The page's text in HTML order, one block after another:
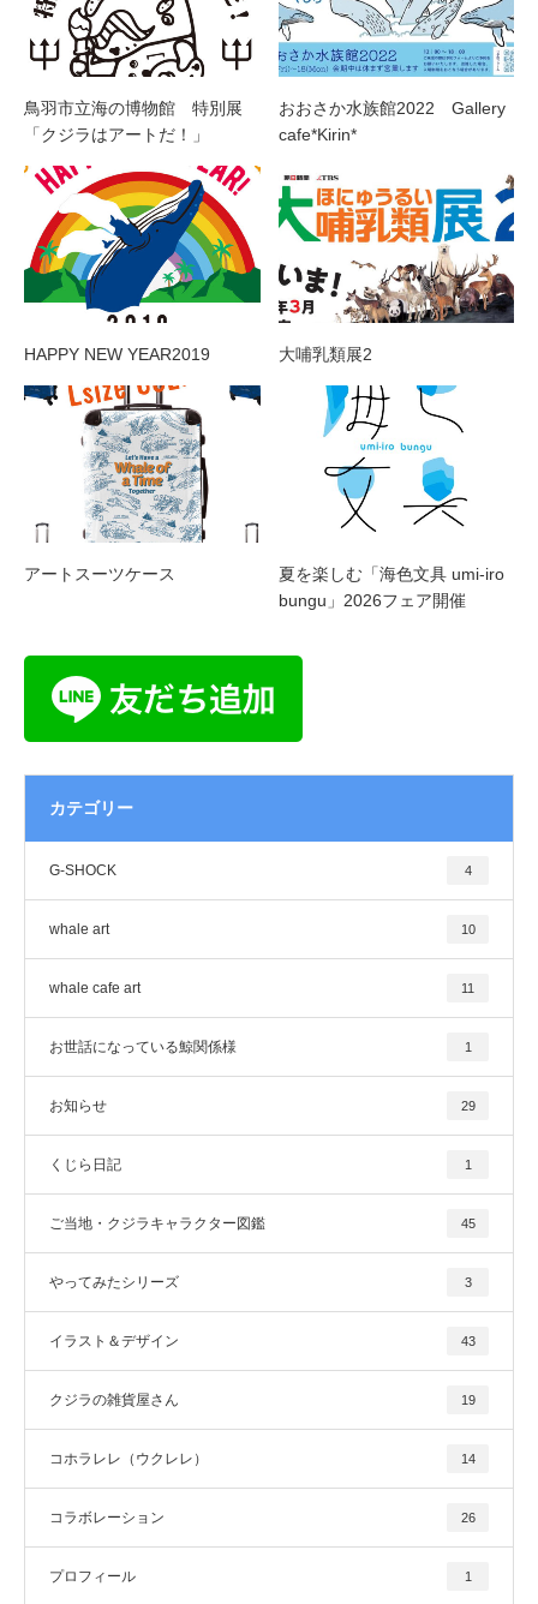
鳥羽市立海の博物館 特別展
「クジラはアートだ！」
おおさか水族館2022 Gallery
cafe*Kirin*
HAPPY NEW YEAR2019 大哺乳類展2
アートスーツケース
夏を楽しむ「海色文具 umi-iro
bungu」2026フェア開催
カテゴリー
G-SHOCK 4
whale art 10
whale cafe art 11
お世話になっている鯨関係様 1
お知らせ 29
くじら日記 1
ご当地・クジラキャラクター図鑑 45
やってみたシリーズ 3
イラスト＆デザイン 43
クジラの雑貨屋さん 19
コホラレレ（ウクレレ） 14
コラボレーション 26
プロフィール 1